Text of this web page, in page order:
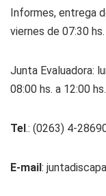
Informes, entrega
viernes de 07:30
Junta Evaluadora:
08:00 hs. a 12:00 hs.
Tel.: (0263) 4-
E-mail: